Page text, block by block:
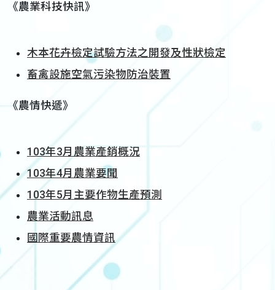
《農業科技快訊》
木本花卉檢定試驗方法之開發及性狀檢定
畜禽設施空氣污染物防治裝置
《農情快遞》
103年3月農業產銷概況
103年4月農業要聞
103年5月主要作物生產預測
農業活動訊息
國際重要農情資訊